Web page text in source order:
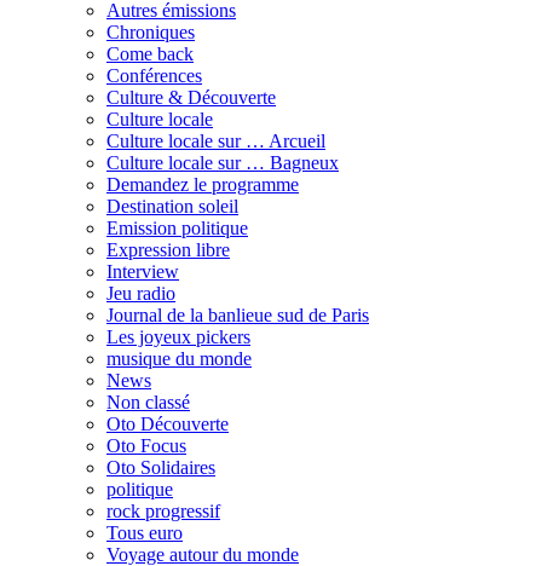
Autres émissions
Chroniques
Come back
Conférences
Culture & Découverte
Culture locale
Culture locale sur … Arcueil
Culture locale sur … Bagneux
Demandez le programme
Destination soleil
Emission politique
Expression libre
Interview
Jeu radio
Journal de la banlieue sud de Paris
Les joyeux pickers
musique du monde
News
Non classé
Oto Découverte
Oto Focus
Oto Solidaires
politique
rock progressif
Tous euro
Voyage autour du monde